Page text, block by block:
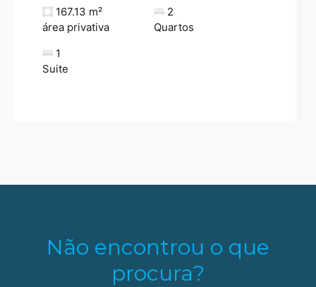
167.13 m²
área privativa
2
Quartos
1
Suite
Não encontrou o que
procura?